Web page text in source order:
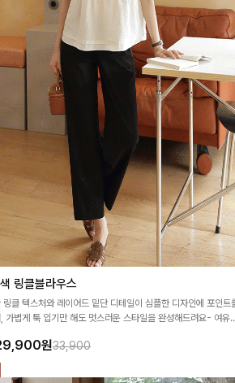
링클블라우스
링클 텍스처와 레이어드 밑단 디테일이 심플한 디자인에 포인트
가볍게 툭 입기만 해도 멋스러운 스타일을 완성해드려요- 여유
일리 아이템이랍니다🤍
원33,900